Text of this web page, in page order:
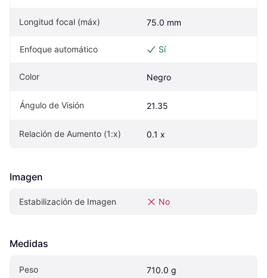
Longitud focal (máx) 75.0 mm
Enfoque automático Sí
Color Negro
Ángulo de Visión 21.35
Relación de Aumento (1:x) 0.1 x
Imagen
Estabilización de Imagen No
Medidas
Peso 710.0 g